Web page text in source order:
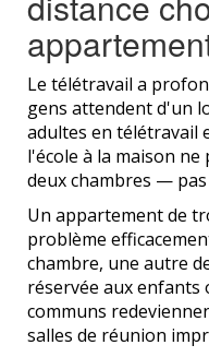
Le télétravail a
gens attendent d'un
adultes en télétravail
l'école à la maison
deux chambres —
Un appartement de
problème
chambre, une autre
réservée aux enfants
communs
salles de réunion